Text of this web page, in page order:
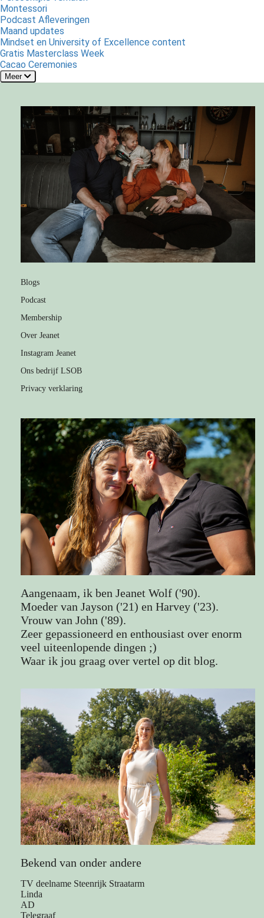
Montessori
Podcast Afleveringen
Maand updates
Mindset en University of Excellence content
Gratis Masterclass Week
Cacao Ceremonies
Meer
Blogs
Podcast
Membership
Over Jeanet
Instagram Jeanet
Ons bedrijf LSOB
Privacy verklaring
Aangenaam, ik ben Jeanet Wolf ('90).
Moeder van Jayson ('21) en Harvey ('23).
Vrouw van John ('89).
Zeer gepassioneerd en enthousiast over enorm
veel uiteenlopende dingen ;)
Waar ik jou graag over vertel op dit blog.
Bekend van onder andere
TV deelname Steenrijk Straatarm
Linda
AD
Telegraaf